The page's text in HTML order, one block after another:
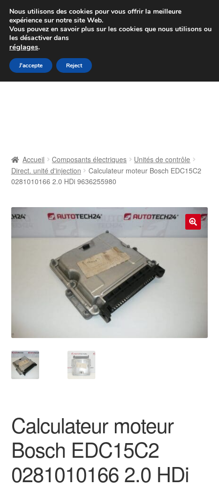
Colissimo livraison à partir de 7 EUR
Du lundi au vendredi de 9 h à 16 h
Aller
à
Aller
au
Contact
Livraison internationale
Politique de confidentialité
Procédure de Réclamation
Accueil Composants électriques
Unités de contrôle
Direct. unité d'injection
Calculateur moteur Bosch EDC15C2
0281010166 2.0 HDi 9636255980
🔍
Calculateur moteur
Bosch EDC15C2
0281010166 2.0 HDi
Nous utilisons des cookies pour vous offrir la meilleure
expérience sur notre site Web.
Vous pouvez en savoir plus sur les cookies que nous utilisons ou
les désactiver dans
réglages.
J'accepte Reject